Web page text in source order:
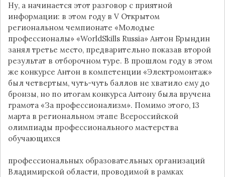
Ну, а начинается этот разговор с приятной
информации: в этом году в V Открытом
региональном чемпионате «Молодые
профессионалы» «WorldSkills Russia» Антон Брындин
занял третье место, предварительно показав второй
результат в отборочном туре. В прошлом году в этом
же конкурсе Антон в компетенции «Электромонтаж»
был четвертым, чуть-чуть баллов не хватило ему до
бронзы, но по итогам конкурса Антону была вручена
грамота «За профессионализм». Помимо этого, 13
марта в региональном этапе Всероссийской
олимпиады профессионального мастерства
обучающихся
профессиональных образовательных организаций
Владимирской области, проводимой в рамках